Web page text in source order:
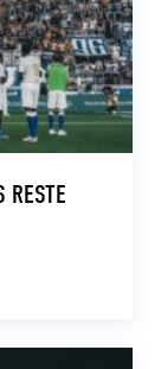
RESTE